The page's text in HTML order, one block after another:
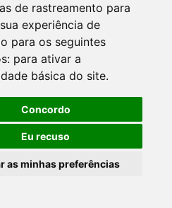
de rastreamento para
experiência de
para os seguintes
para ativar a
básica do site.
Concordo
Eu recuso
as minhas preferências